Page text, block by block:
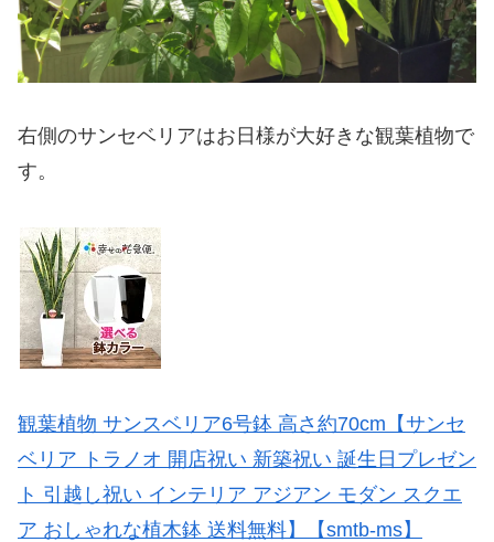
右側のサンセベリアはお日様が大好きな観葉植物で
す。
観葉植物 サンスベリア6号鉢 高さ約70cm【サンセ
ベリア トラノオ 開店祝い 新築祝い 誕生日プレゼン
ト 引越し祝い インテリア アジアン モダン スクエ
ア おしゃれな植木鉢 送料無料】【smtb-ms】